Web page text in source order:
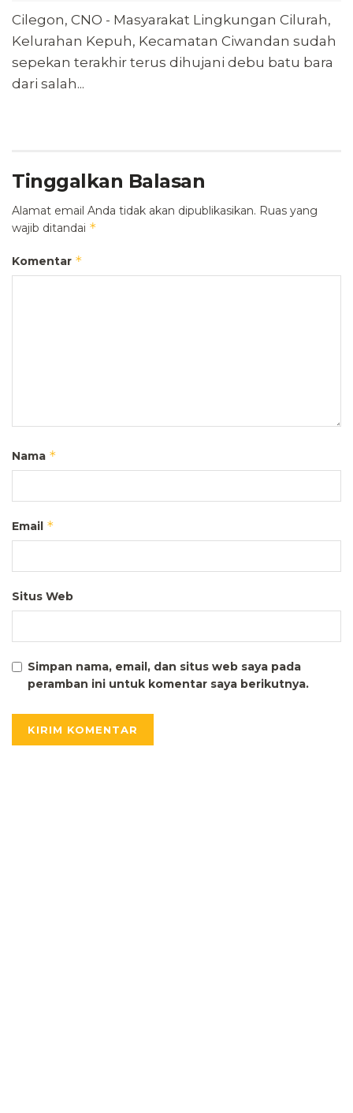
Cilegon, CNO - Masyarakat Lingkungan Cilurah,
Kelurahan Kepuh, Kecamatan Ciwandan sudah
sepekan terakhir terus dihujani debu batu bara
dari salah...
Tinggalkan Balasan
Alamat email Anda tidak akan dipublikasikan. Ruas yang
wajib ditandai *
Komentar *
Nama *
Email *
Situs Web
Simpan nama, email, dan situs web saya pada
peramban ini untuk komentar saya berikutnya.